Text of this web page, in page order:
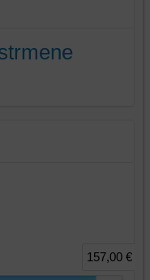
157,00 €